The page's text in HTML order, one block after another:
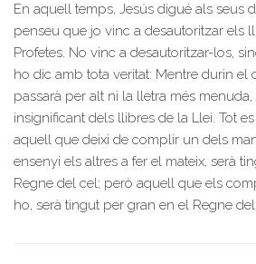
En aquell temps, Jesús digué als seus
penseu que jo vinc a desautoritzar els
Profetes. No vinc a desautoritzar-los,
ho dic amb tota veritat: Mentre durin el
passarà per alt ni la lletra més menuda,
insignificant dels llibres de la Llei. Tot
aquell que deixi de complir un dels
ensenyi els altres a fer el mateix, serà
Regne del cel; però aquell que els
ho, serà tingut per gran en el Regne